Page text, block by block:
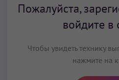
Пожалуйста,
войдите в
Чтобы увидеть технику
нажмите на